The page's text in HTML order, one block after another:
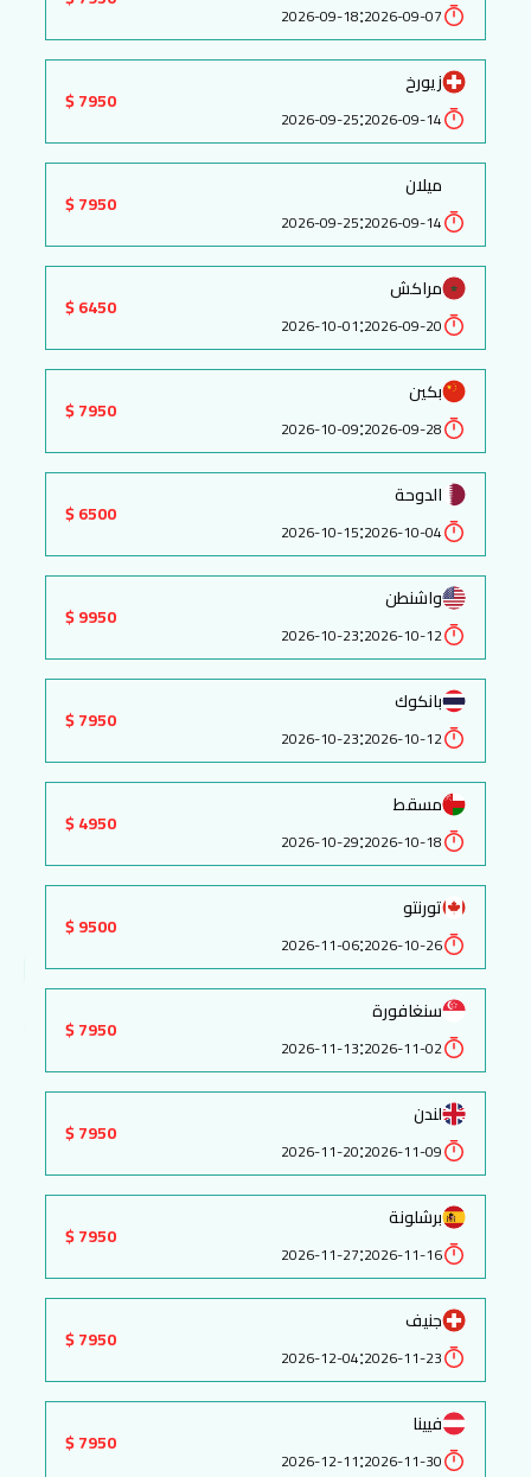
2026-09-07
:
2026-09-18
زيورخ
2026-09-14
:
2026-09-25
7950 $
ميلان
2026-09-14
:
2026-09-25
7950 $
مراكش
2026-09-20
:
2026-10-01
6450 $
بكين
2026-09-28
:
2026-10-09
7950 $
الدوحة
2026-10-04
:
2026-10-15
6500 $
واشنطن
2026-10-12
:
2026-10-23
9950 $
بانكوك
2026-10-12
:
2026-10-23
7950 $
مسقط
2026-10-18
:
2026-10-29
4950 $
تورنتو
2026-10-26
:
2026-11-06
9500 $
سنغافورة
2026-11-02
:
2026-11-13
7950 $
لندن
2026-11-09
:
2026-11-20
7950 $
برشلونة
2026-11-16
:
2026-11-27
7950 $
جنيف
2026-11-23
:
2026-12-04
7950 $
فيينا
2026-11-30
:
2026-12-11
7950 $